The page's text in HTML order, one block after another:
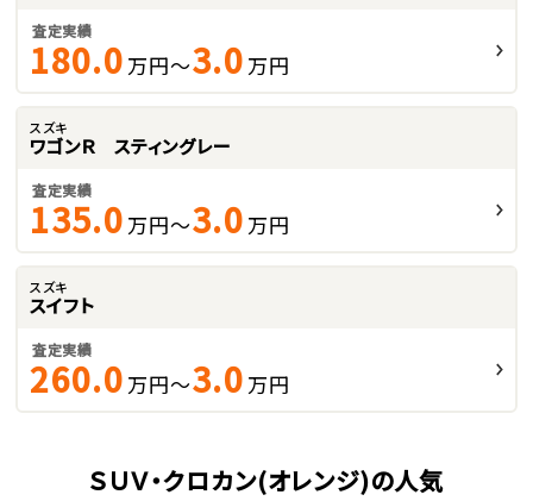
査定実績
180.0 万円～3.0 万円
スズキ
ワゴンＲ スティングレー
査定実績
135.0 万円～3.0 万円
スズキ
スイフト
査定実績
260.0 万円～3.0 万円
ＳＵＶ・クロカン(オレンジ)の人気